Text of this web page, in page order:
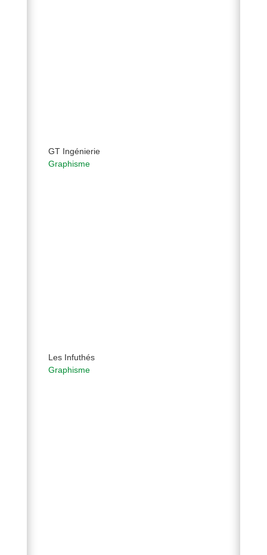
GT Ingénierie
Graphisme
Les Infuthés
Graphisme